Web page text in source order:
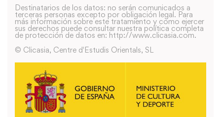
Destinatarios de los datos: no serán comunicados a
terceras personas excepto por obligación legal. Para
más información sobre este tratamiento y como ejercer
sus derechos puede consultar nuestra política completa
de protección de datos en: http://www.clicasia.com.
© Clicasia, Centre d'Estudis Orientals, SL